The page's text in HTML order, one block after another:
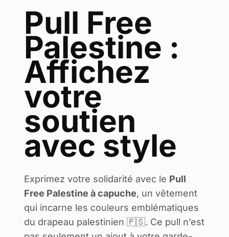
Pull Free
Palestine :
Affichez
votre
soutien
avec style
Exprimez votre solidarité avec le Pull
Free Palestine à capuche, un vêtement
qui incarne les couleurs emblématiques
du drapeau palestinien 🇵🇸. Ce pull n’est